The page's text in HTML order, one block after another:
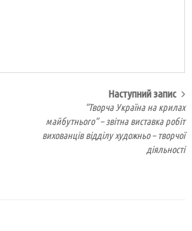
Наступний запис
“Творча Україна на крилах
майбутнього” – звітна виставка робіт
вихованців відділу художньо – творчої
діяльності